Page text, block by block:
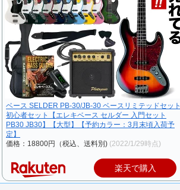
ベース SELDER PB-30/JB-30 ベースリミテッドセット
初心者セット【エレキベース セルダー 入門セット
PB30 JB30】【大型】【予約カラー：3月末頃入荷予
定】
価格：18800円（税込、送料別) (2022/1/29時点)
楽天で購入